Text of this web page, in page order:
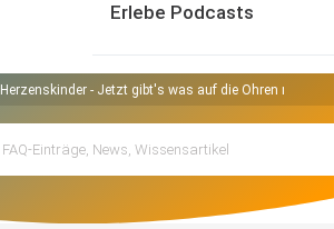
Erlebe Podcasts
Herzenskinder - Jetzt gibt's was auf die Ohren mit